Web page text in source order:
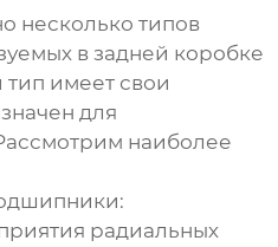
несколько типов
в задней коробке
имеет свои
для
наиболее
радиальных